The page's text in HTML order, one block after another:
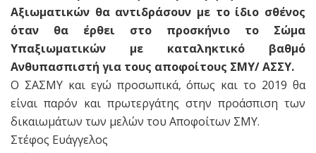
Αξιωματικών θα αντιδράσουν με το ίδιο σθένος
όταν θα έρθει στο προσκήνιο το Σώμα
Υπαξιωματικών με καταληκτικό βαθμό
Ανθυπασπιστή για τους αποφοίτους ΣΜΥ/ ΑΣΣΥ.
Ο ΣΑΣΜΥ και εγώ προσωπικά, όπως και το 2019 θα
είναι παρόν και πρωτεργάτης στην προάσπιση των
δικαιωμάτων των μελών του Αποφοίτων ΣΜΥ.
Στέφος Ευάγγελος